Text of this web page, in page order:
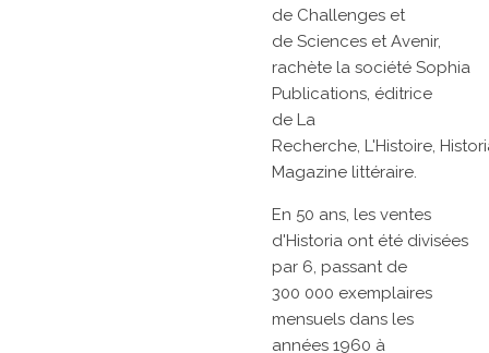
de Challenges et
de Sciences et Avenir,
rachète la société Sophia
Publications, éditrice
de La
Recherche, L'Histoire,
Magazine littéraire.
En 50 ans, les ventes
d'Historia ont été divisées
par 6, passant de
300 000 exemplaires
mensuels dans les
années 1960 à